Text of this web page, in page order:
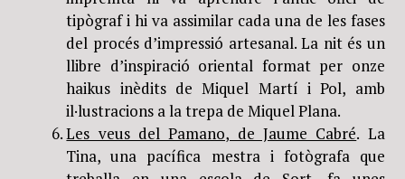
tipògraf i hi va assimilar cada una de les fases
del procés d’impressió artesanal. La nit és un
llibre d’inspiració oriental format per onze
haikus inèdits de Miquel Martí i Pol, amb
il·lustracions a la trepa de Miquel Plana.
Les veus del Pamano, de Jaume Cabré. La
Tina, una pacífica mestra i fotògrafa que